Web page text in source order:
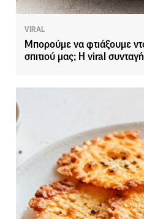
VIRAL
Μπορούμε να φτιάξουμε
σπιτιού μας; Η viral